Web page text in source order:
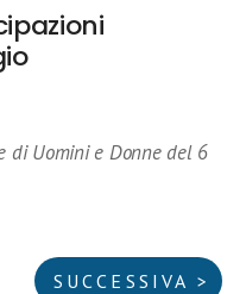
di Uomini e Donne del 6
SUCCESSIVA >